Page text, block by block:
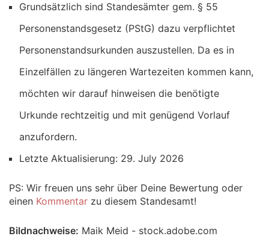
Grundsätzlich sind Standesämter gem. § 55
Personenstandsgesetz (PStG) dazu verpflichtet
Personenstandsurkunden auszustellen. Da es in
Einzelfällen zu längeren Wartezeiten kommen kann,
möchten wir darauf hinweisen die benötigte
Urkunde rechtzeitig und mit genügend Vorlauf
anzufordern.
Letzte Aktualisierung: 29. July 2026
PS: Wir freuen uns sehr über Deine Bewertung oder
einen Kommentar zu diesem Standesamt!
Bildnachweise: Maik Meid - stock.adobe.com